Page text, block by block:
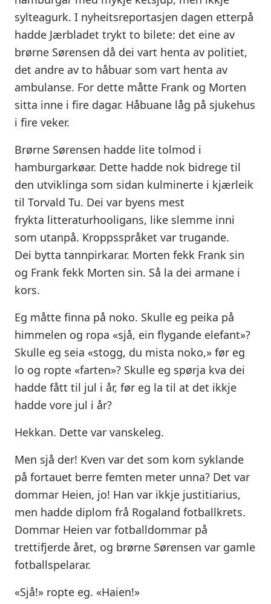
sylteagurk. I nyheitsreportasjen dagen etterpå
hadde Jærbladet trykt to bilete: det eine av
brørne Sørensen då dei vart henta av politiet,
det andre av to håbuar som vart henta av
ambulanse. For dette måtte Frank og Morten
sitta inne i fire dagar. Håbuane låg på sjukehus
i fire veker.
Brørne Sørensen hadde lite tolmod i
hamburgarkøar. Dette hadde nok bidrege til
den utviklinga som sidan kulminerte i kjærleik
til Torvald Tu. Dei var byens mest
frykta litteraturhooligans, like slemme inni
som utanpå. Kroppsspråket var trugande.
Dei bytta tannpirkarar. Morten fekk Frank sin
og Frank fekk Morten sin. Så la dei armane i
kors.
Eg måtte finna på noko. Skulle eg peika på
himmelen og ropa «sjå, ein flygande elefant»?
Skulle eg seia «stogg, du mista noko,» før eg
lo og ropte «farten»? Skulle eg spørja kva dei
hadde fått til jul i år, før eg la til at det ikkje
hadde vore jul i år?
Hekkan. Dette var vanskeleg.
Men sjå der! Kven var det som kom syklande
på fortauet berre femten meter unna? Det var
dommar Heien, jo! Han var ikkje justitiarius,
men hadde diplom frå Rogaland fotballkrets.
Dommar Heien var fotballdommar på
trettifjerde året, og brørne Sørensen var gamle
fotballspelarar.
«Sjå!» ropte eg. «Haien!»